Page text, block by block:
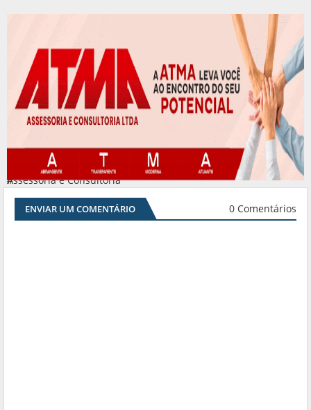
Assessoria e Consultoria
#
ENVIAR UM COMENTÁRIO 0 Comentários